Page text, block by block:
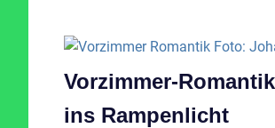
Vorzimmer-
ins Rampenlicht